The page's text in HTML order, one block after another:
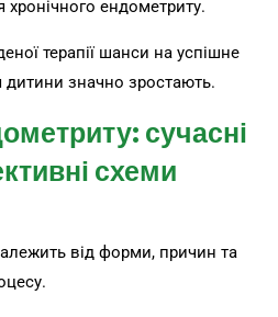
хронічного ендометриту.
терапії шанси на успішне
значно зростають.
сучасні
схеми
від форми, причин та